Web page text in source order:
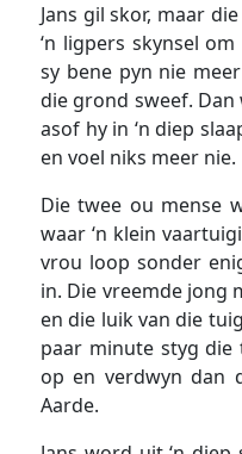
Jans gil skor, maar
‘n ligpers skynsel
sy bene pyn nie
die grond sweef. Dan
asof hy in ‘n diep
en voel niks meer nie.
Die twee ou mense
waar ‘n klein
vrou loop sonder
in. Die vreemde jong
en die luik van die
paar minute styg
op en verdwyn dan
Aarde.